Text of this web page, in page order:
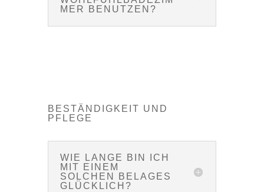
MER BENUTZEN?
BESTÄNDIGKEIT UND
PFLEGE
WIE LANGE BIN ICH
MIT EINEM
SOLCHEN BELAGES
GLÜCKLICH?